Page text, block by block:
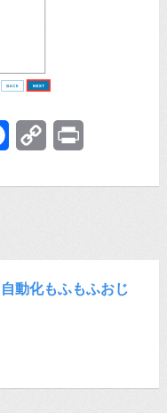
Facebook
Copy
動化もふもふおじ